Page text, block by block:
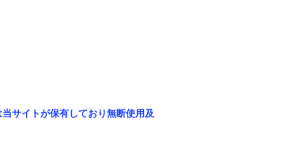
サイトが保有しており無断使用及